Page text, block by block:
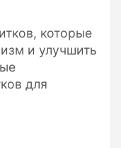
которые
и улучшить
для